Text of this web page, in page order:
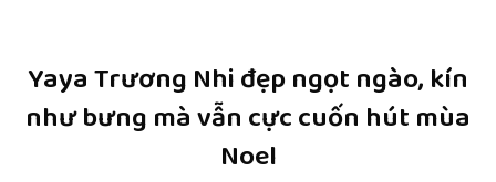
Yaya Trương Nhi đẹp ngọt ngào, kín
như bưng mà vẫn cực cuốn hút mùa
Noel